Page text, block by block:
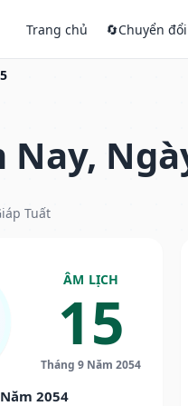
Trang chủ 🔄Chuyển
Tuất
ÂM LỊCH
15
Tháng 9 Năm 2054
2054